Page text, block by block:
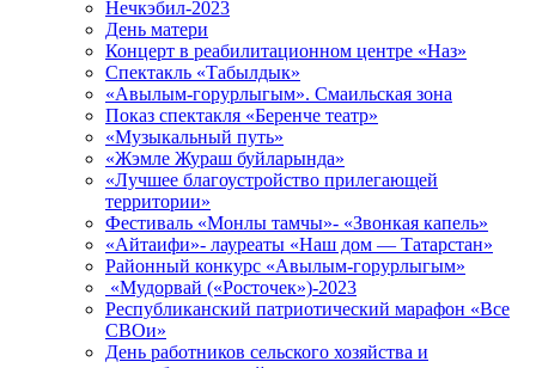
Нечкэбил-2023
День матери
Концерт в реабилитационном центре «Наз»
Спектакль «Табылдык»
«Авылым-горурлыгым». Смаильская зона
Показ спектакля «Беренче театр»
«Музыкальный путь»
«Жэмле Жураш буйларында»
«Лучшее благоустройство прилегающей
территории»
Фестиваль «Монлы тамчы»- «Звонкая капель»
«Айтаифи»- лауреаты «Наш дом — Татарстан»
Районный конкурс «Авылым-горурлыгым»
«Мудорвай («Росточек»)-2023
Республиканский патриотический марафон «Все
СВОи»
День работников сельского хозяйства и